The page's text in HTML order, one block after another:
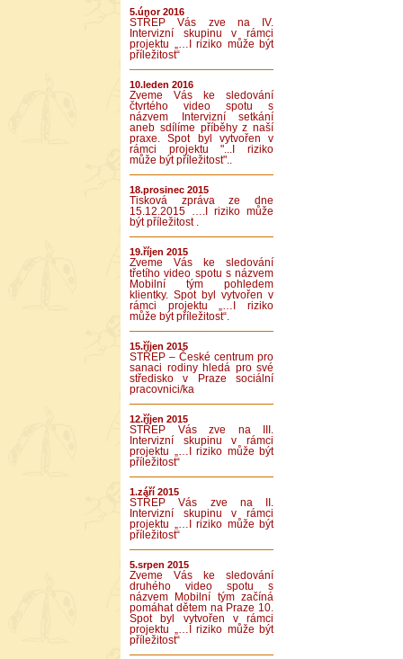
5.únor 2016
STŘEP Vás zve na IV.
Intervizní skupinu v rámci
projektu „…I riziko může být
příležitost“
10.leden 2016
Zveme Vás ke sledování
čtvrtého video spotu s
názvem Intervizní setkání
aneb sdílíme příběhy z naší
praxe. Spot byl vytvořen v
rámci projektu "...I riziko
může být příležitost"..
18.prosinec 2015
Tisková zpráva ze dne
15.12.2015 ….I riziko může
být příležitost .
19.říjen 2015
Zveme Vás ke sledování
třetího video spotu s názvem
Mobilní tým pohledem
klientky. Spot byl vytvořen v
rámci projektu „…I riziko
může být příležitost“.
15.říjen 2015
STŘEP – České centrum pro
sanaci rodiny hledá pro své
středisko v Praze sociální
pracovnici/ka
12.říjen 2015
STŘEP Vás zve na III.
Intervizní skupinu v rámci
projektu „…I riziko může být
příležitost“
1.září 2015
STŘEP Vás zve na II.
Intervizní skupinu v rámci
projektu „…I riziko může být
příležitost“
5.srpen 2015
Zveme Vás ke sledování
druhého video spotu s
názvem Mobilní tým začíná
pomáhat dětem na Praze 10.
Spot byl vytvořen v rámci
projektu „…I riziko může být
příležitost“